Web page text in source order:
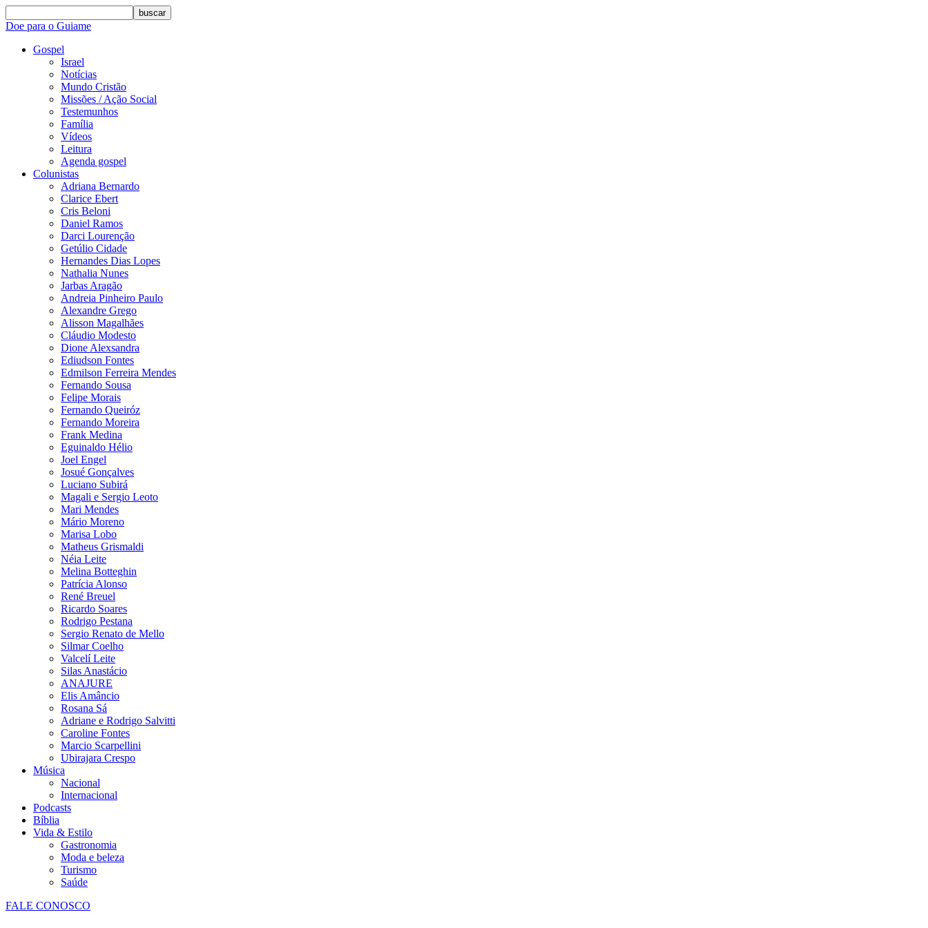
buscar
Doe para o Guiame
Gospel
Israel
Notícias
Mundo Cristão
Missões / Ação Social
Testemunhos
Família
Vídeos
Leitura
Agenda gospel
Colunistas
Adriana Bernardo
Clarice Ebert
Cris Beloni
Daniel Ramos
Darci Lourenção
Getúlio Cidade
Hernandes Dias Lopes
Nathalia Nunes
Jarbas Aragão
Andreia Pinheiro Paulo
Alexandre Grego
Alisson Magalhães
Cláudio Modesto
Dione Alexsandra
Ediudson Fontes
Edmilson Ferreira Mendes
Fernando Sousa
Felipe Morais
Fernando Queiróz
Fernando Moreira
Frank Medina
Eguinaldo Hélio
Joel Engel
Josué Gonçalves
Luciano Subirá
Magali e Sergio Leoto
Mari Mendes
Mário Moreno
Marisa Lobo
Matheus Grismaldi
Néia Leite
Melina Botteghin
Patrícia Alonso
René Breuel
Ricardo Soares
Rodrigo Pestana
Sergio Renato de Mello
Silmar Coelho
Valcelí Leite
Silas Anastácio
ANAJURE
Elis Amâncio
Rosana Sá
Adriane e Rodrigo Salvitti
Caroline Fontes
Marcio Scarpellini
Ubirajara Crespo
Música
Nacional
Internacional
Podcasts
Bíblia
Vida & Estilo
Gastronomia
Moda e beleza
Turismo
Saúde
FALE CONOSCO